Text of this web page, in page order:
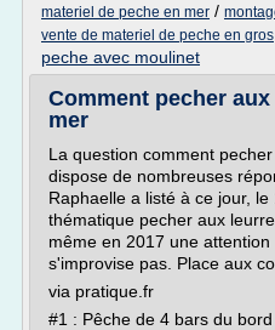
materiel de peche en mer /
vente de materiel de peche en gros
peche avec moulinet
Comment pecher
mer
La question comment
dispose de nombreuses
Raphaelle a listé à ce jour,
thématique pecher aux
même en 2017 une
s'improvise pas. Place aux
via pratique.fr
#1 : Pêche de 4 bars du